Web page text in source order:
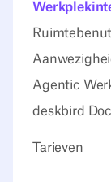
Agentic
deskbird
Tarieven